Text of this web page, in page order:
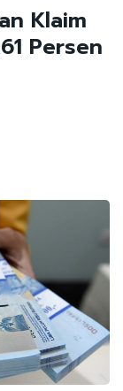
Klaim
Persen